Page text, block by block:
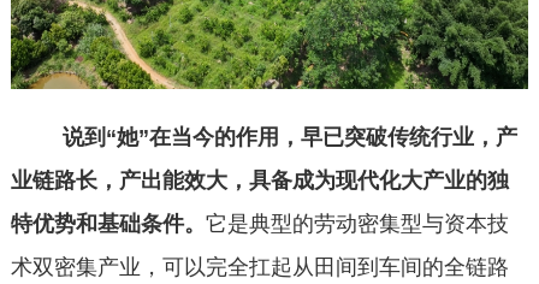
说到 “她”在当今的作用，早已突破传统行业，产
业链路长，产出能效大，具备成为现代化大产业的独
特优势和基础条件。 它是典型的劳动密集型与资本技
术双密集产业，可以完全扛起从⽥间到⻋间的全链路